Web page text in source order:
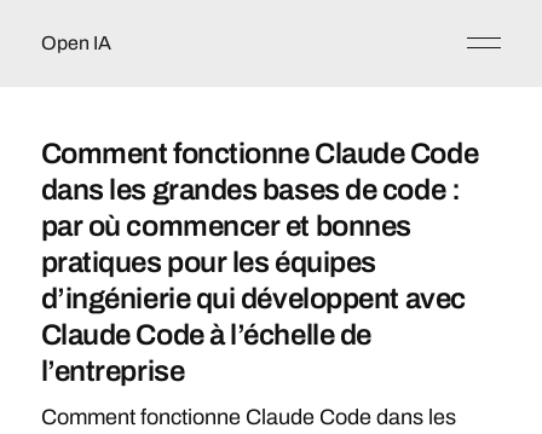
Open IA
Comment fonctionne Claude Code
dans les grandes bases de code :
par où commencer et bonnes
pratiques pour les équipes
d’ingénierie qui développent avec
Claude Code à l’échelle de
l’entreprise
Comment fonctionne Claude Code dans les